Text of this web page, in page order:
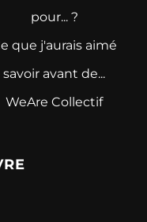
pour... ?
que j'aurais aimé
savoir avant de...
WeAre Collectif